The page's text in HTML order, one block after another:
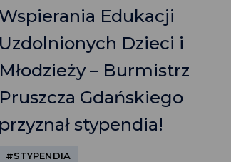
Edukacji
Dzieci i
– Burmistrz
Gdańskiego
stypendia!
#STYPENDIA